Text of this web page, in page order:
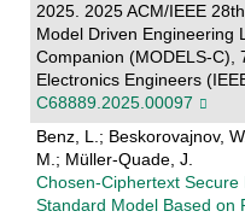
2025. 2025 ACM/IEEE
Model Driven Engineering
Companion (MODELS-C),
Electronics Engineers
C68889.2025.00097
Benz, L.; Beskorovajnov,
M.; Müller-Quade, J.
Chosen-Ciphertext
Standard Model Based on